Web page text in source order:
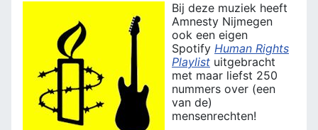
Bij deze muziek heeft
Amnesty Nijmegen
ook een eigen
Spotify Human Rights
Playlist uitgebracht
met maar liefst 250
nummers over (een
van de)
mensenrechten!